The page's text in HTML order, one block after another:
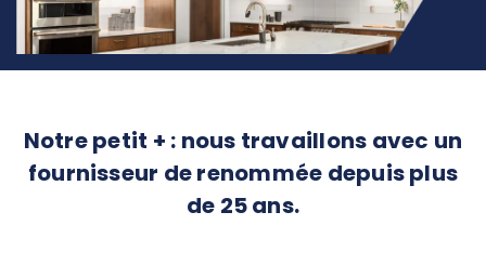
Notre petit + : nous travaillons avec un
fournisseur de renommée depuis plus
de 25 ans.